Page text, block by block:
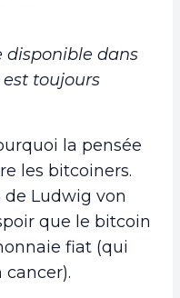
disponible dans
est toujours
la pensée
les bitcoiners.
de Ludwig von
que le bitcoin
fiat (qui